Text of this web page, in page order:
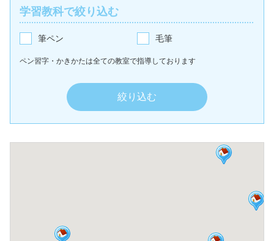
学習教科で絞り込む
筆ペン 毛筆
ペン習字・かきかたは全ての教室で指導しております